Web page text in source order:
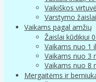
Vaikiškos
Varstymo žaislai
Vaikams pagal amžių
Žaislai kūdikiui
Vaikams nuo 1
Vaikams nuo 3
Vaikams nuo 8
Mergaitėms ir